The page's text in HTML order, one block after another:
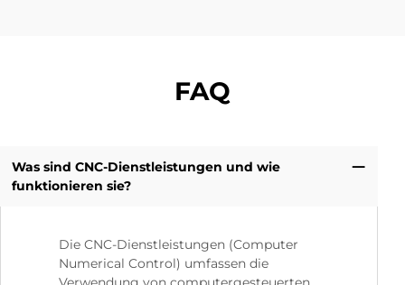
FAQ
Was sind CNC-Dienstleistungen und wie
funktionieren sie?
Die CNC-Dienstleistungen (Computer
Numerical Control) umfassen die